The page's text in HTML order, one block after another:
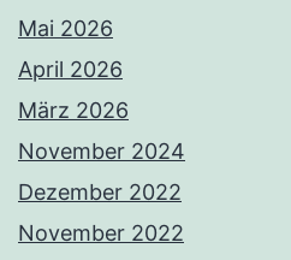
Mai 2026
April 2026
März 2026
November 2024
Dezember 2022
November 2022